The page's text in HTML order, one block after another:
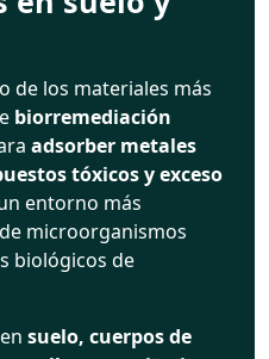
de los materiales más
biorremediación
adsorber metales
tóxicos y exceso
entorno más
microorganismos
biológicos de
suelo, cuerpos de